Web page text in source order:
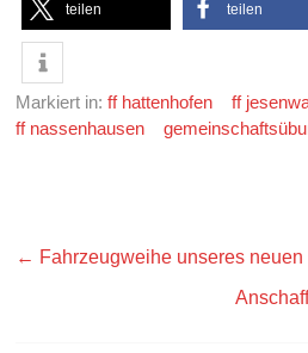
teilen teilen
Markiert in:ff hattenhofen ff
ff nassenhausen
← Fahrzeugweihe unseres